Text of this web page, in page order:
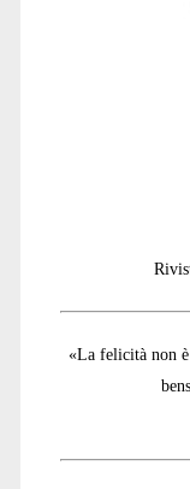
«La felicità non